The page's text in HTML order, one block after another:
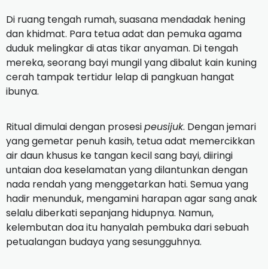
Di ruang tengah rumah, suasana mendadak hening
dan khidmat. Para tetua adat dan pemuka agama
duduk melingkar di atas tikar anyaman. Di tengah
mereka, seorang bayi mungil yang dibalut kain kuning
cerah tampak tertidur lelap di pangkuan hangat
ibunya.
Ritual dimulai dengan prosesipeusijuk. Dengan jemari
yang gemetar penuh kasih, tetua adat memercikkan
air daun khusus ke tangan kecil sang bayi, diiringi
untaian doa keselamatan yang dilantunkan dengan
nada rendah yang menggetarkan hati. Semua yang
hadir menunduk, mengamini harapan agar sang anak
selalu diberkati sepanjang hidupnya. Namun,
kelembutan doa itu hanyalah pembuka dari sebuah
petualangan budaya yang sesungguhnya.